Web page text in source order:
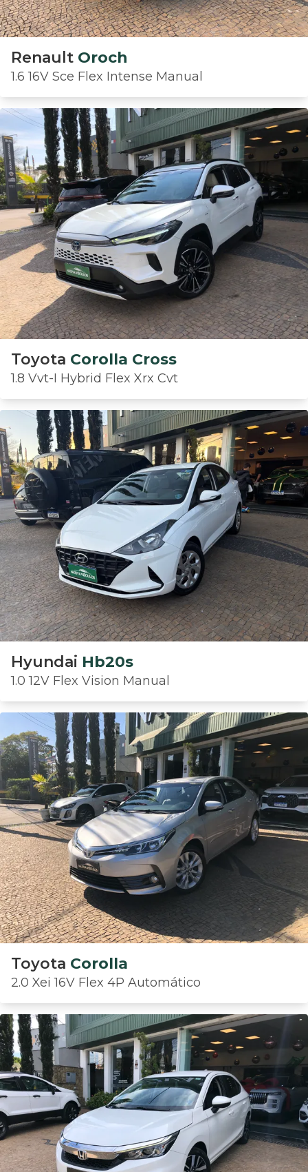
Renault Oroch
1.6 16V Sce Flex Intense Manual
Toyota Corolla Cross
1.8 Vvt-I Hybrid Flex Xrx Cvt
Hyundai Hb20s
1.0 12V Flex Vision Manual
Toyota Corolla
2.0 Xei 16V Flex 4P Automático